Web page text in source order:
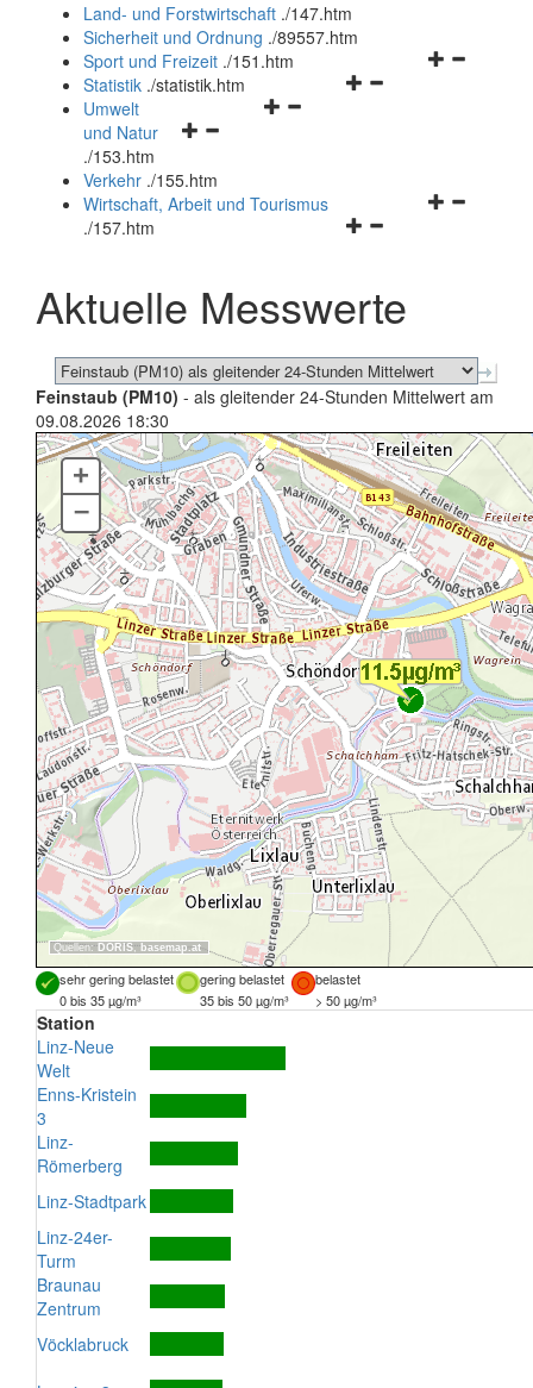
und
schließen
Land- und Forstwirtschaft ./147.htm
Sicherheit und Ordnung ./89557.htm
Navigationsmenü
Sport und Freizeit ./151.htm
Navigationsmenü
Statistik ./statistik.htm
Navigationsmenü
und
schließen
Umwelt
und Natur
./153.htm
Verkehr ./155.htm
Navigationsmenü
schließen
Wirtschaft, Arbeit und Tourismus
./157.htm
Aktuelle Messwerte
Feinstaub (PM10) - als gleitender 24-Stunden Mittelwert am
09.08.2026 18:30
Quellen: DORIS, basemap.at
+
–
sehr gering belastet gering belastet
belastet
0 bis 35 µg/m³
35 bis 50 µg/m³ > 50 µg/m³
Station
Linz-Neue
Welt
Enns-Kristein
3
Linz-
Römerberg
Linz-Stadtpark
Linz-24er-
Turm
Braunau
Zentrum
Vöcklabruck